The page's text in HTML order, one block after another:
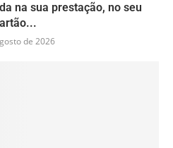
na sua prestação, no seu
de 2026